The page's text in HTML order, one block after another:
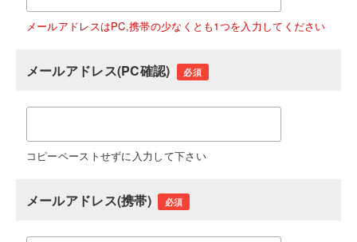
メールアドレスはPC,携帯の少なくとも1つを入力してください
メールアドレス(PC確認) 必須
コピーペーストせずに入力して下さい
メールアドレス(携帯) 必須